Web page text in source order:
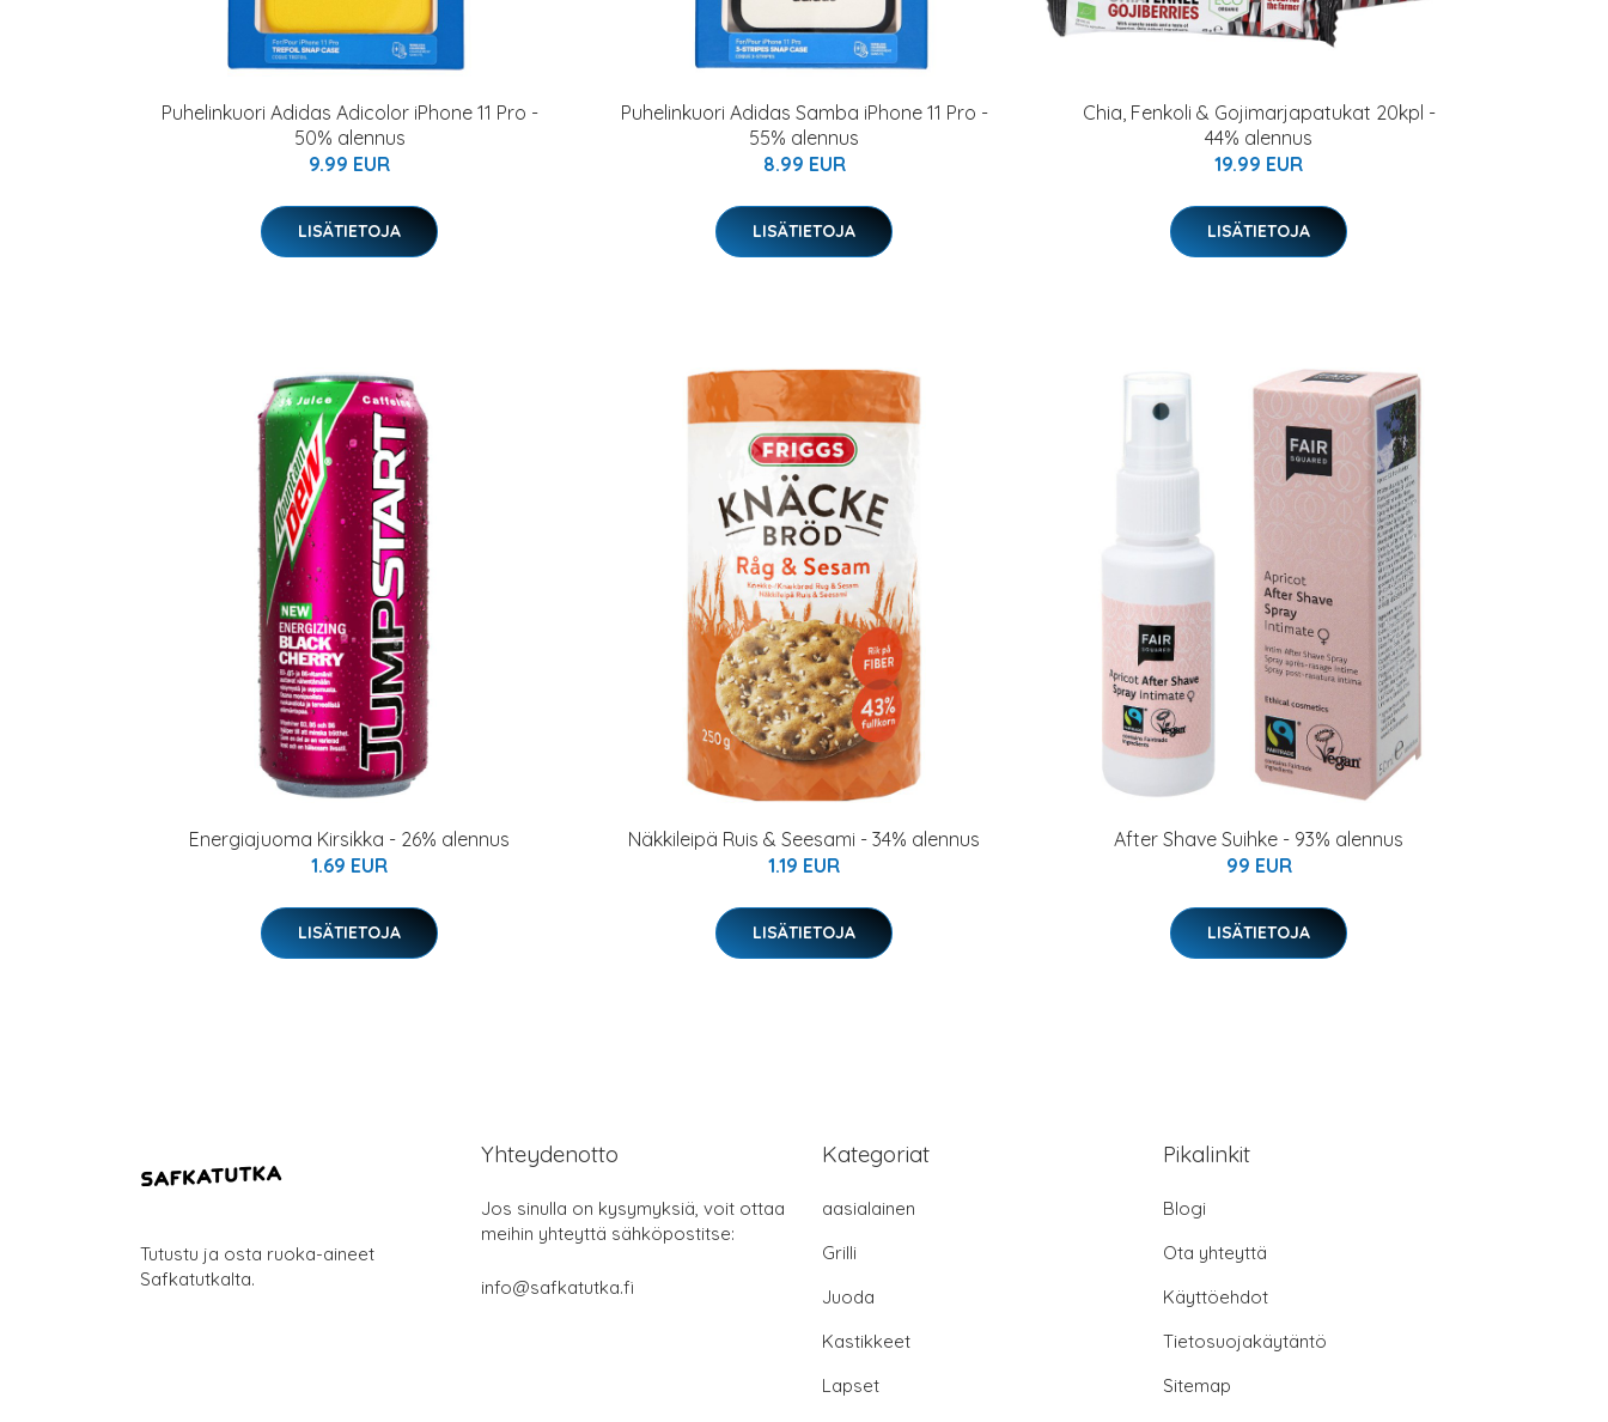
Puhelinkuori Adidas Adicolor iPhone 11 Pro -
50% alennus
9.99 EUR
LISÄTIETOJA
Puhelinkuori Adidas Samba iPhone 11 Pro -
55% alennus
8.99 EUR
LISÄTIETOJA
Chia, Fenkoli & Gojimarjapatukat 20kpl -
44% alennus
19.99 EUR
LISÄTIETOJA
Energiajuoma Kirsikka - 26% alennus
1.69 EUR
LISÄTIETOJA
Näkkileipä Ruis & Seesami - 34% alennus
1.19 EUR
LISÄTIETOJA
After Shave Suihke - 93% alennus
99 EUR
LISÄTIETOJA
Tutustu ja osta ruoka-aineet
Safkatutkalta.
Yhteydenotto
Jos sinulla on kysymyksiä, voit ottaa
meihin yhteyttä sähköpostitse:
info@safkatutka.fi
Kategoriat
aasialainen
Grilli
Juoda
Kastikkeet
Lapset
Pikalinkit
Blogi
Ota yhteyttä
Käyttöehdot
Tietosuojakäytäntö
Sitemap